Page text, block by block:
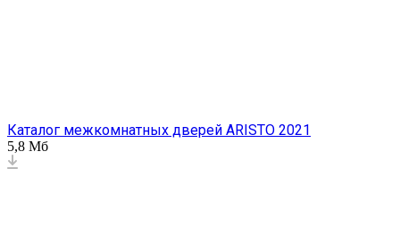
Каталог межкомнатных дверей ARISTO 2021
5,8 Мб